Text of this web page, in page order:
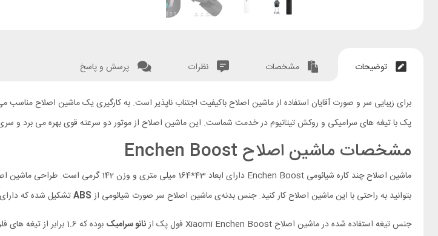
توضیحات مشخصات نظرات پرسش و پاسخ
پک با تیغه های سرامیکی و روکش تیتانیوم در خدمت شماست. این ماشین اصلاح از موتور دو سرعته قوی بهره می برد و سری نانو سرامیک آن 1.6 برابر
مشخصات ماشین اصلاح Enchen Boost
ماشین اصلاح چند کاره شیائومی Enchen Boost دارای ابعاد 43*164 میلی متری و وزن 142 گرمی است. طراحی ماشین اصلاح Xiaomi Enchen Boost فول پک به صورت
بتوانید به راحتی با این ماشین اصلاح کار کنید. جنس بدنه‌ی ماشین اصلاح سر صورت شیائومی از ABSتشکیل شده که دارای
جنس تیغه استفاده شده در ماشین اصلاح Xiaomi Enchen Boost فول پک از
نانو سرامیک بوده که 1.6 برابر از تیغه های فلزی مقاوم و تیز تر است. استفاده از این متریال در ماشین اصلاح علاوه بر تیزی و مقاومت بالا باعث